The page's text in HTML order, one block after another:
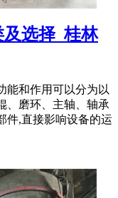
选择_桂林
能和作用可以分为以
、磨环、主轴、轴承
件,直接影响设备的运